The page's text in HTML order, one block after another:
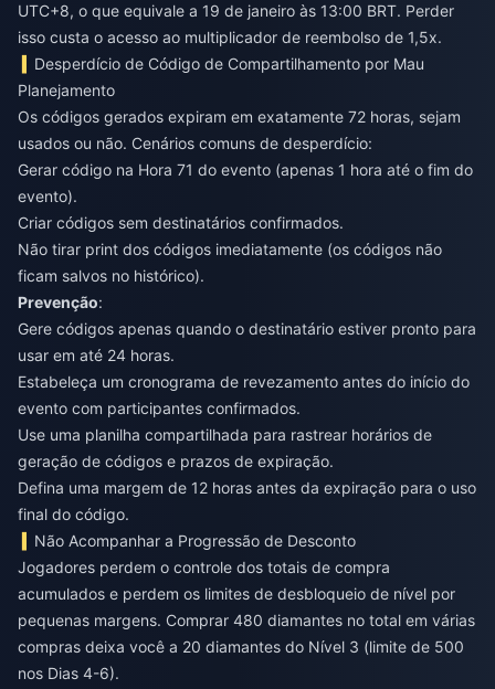
UTC+8, o que equivale a 19 de janeiro às 13:00 BRT. Perder
isso custa o acesso ao multiplicador de reembolso de 1,5x.
Desperdício de Código de Compartilhamento por Mau
Planejamento
Os códigos gerados expiram em exatamente 72 horas, sejam
usados ou não. Cenários comuns de desperdício:
Gerar código na Hora 71 do evento (apenas 1 hora até o fim do
evento).
Criar códigos sem destinatários confirmados.
Não tirar print dos códigos imediatamente (os códigos não
ficam salvos no histórico).
Prevenção:
Gere códigos apenas quando o destinatário estiver pronto para
usar em até 24 horas.
Estabeleça um cronograma de revezamento antes do início do
evento com participantes confirmados.
Use uma planilha compartilhada para rastrear horários de
geração de códigos e prazos de expiração.
Defina uma margem de 12 horas antes da expiração para o uso
final do código.
Não Acompanhar a Progressão de Desconto
Jogadores perdem o controle dos totais de compra
acumulados e perdem os limites de desbloqueio de nível por
pequenas margens. Comprar 480 diamantes no total em várias
compras deixa você a 20 diamantes do Nível 3 (limite de 500
nos Dias 4-6).